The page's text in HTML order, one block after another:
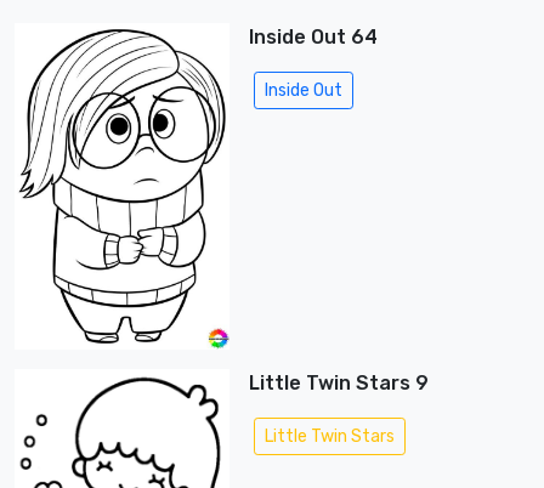
Inside Out 64
Inside Out
Little Twin Stars 9
Little Twin Stars